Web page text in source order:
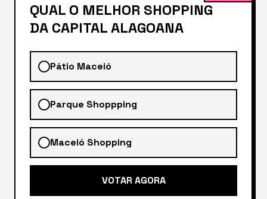
QUAL O MELHOR SHOPPING
DA CAPITAL ALAGOANA
Pátio Maceió
Parque Shoppping
Maceió Shopping
VOTAR AGORA